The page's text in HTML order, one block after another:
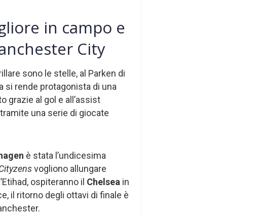
in campo e
City
sono le stelle, al Parken di
si rende protagonista di una
grazie al gol e all’assist
una serie di giocate
è stata l’undicesima
vogliono allungare
ospiteranno il Chelsea in
il ritorno degli ottavi di finale è